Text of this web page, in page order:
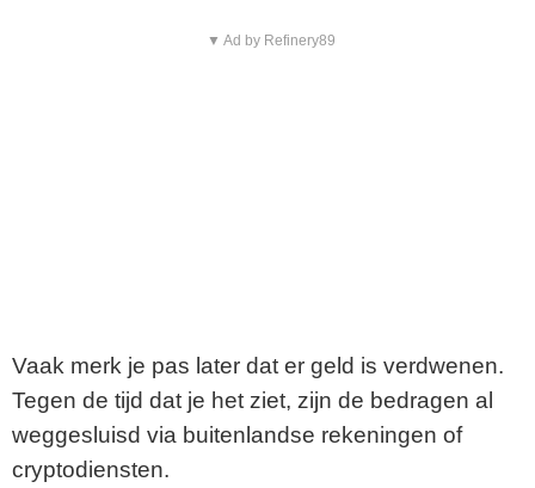
▼ Ad by Refinery89
Vaak merk je pas later dat er geld is verdwenen.
Tegen de tijd dat je het ziet, zijn de bedragen al
weggesluisd via buitenlandse rekeningen of
cryptodiensten.